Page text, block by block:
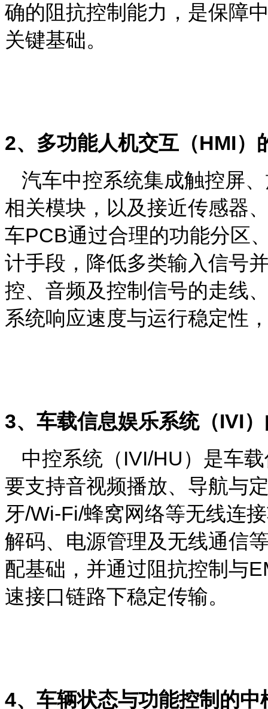
确的阻抗控制能力，是保障
关键基础。
2、多功能人机交互（HMI）
汽车中控系统集成触控屏
相关模块 ， 以及接近传感器
车PCB通过合理的功能分区
计手段 ， 降低多类输入信号
控、音频及控制信号的走线
系统响应速度与运行稳定性
3、车载信息娱乐系统（IVI
中控系统 （ IVI/HU ） 是车
要支持音视频播放、导航与
牙/Wi-Fi/蜂窝网络等无线连
解码、电源管理及无线通信
配基础，并通过阻抗控制与
速接口链路下稳定传输。
4、车辆状态与功能控制的中